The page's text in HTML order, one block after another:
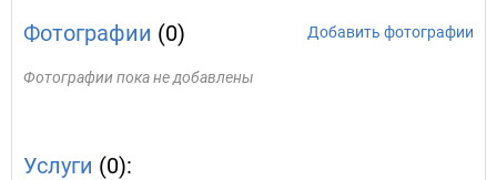
Фотографии (0) Добавить фотографии
Фотографии пока не добавлены
Услуги (0):